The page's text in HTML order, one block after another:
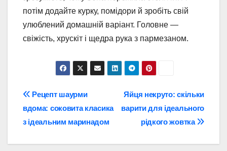
потім додайте курку, помідори й зробіть свій
улюблений домашній варіант. Головне —
свіжість, хрускіт і щедра рука з пармезаном.
Навігація
записів
Яйця некруто: скільки
варити для ідеального
рідкого жовтка
Рецепт шаурми
вдома: соковита класика
з ідеальним маринадом